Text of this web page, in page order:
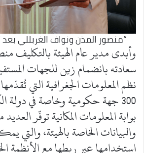
“منصور المذن ونواف الغربللي بعد
وأبدى مدير عام الهيئة بالتكليف
سعادته بانضمام زين للجهات
نظم المعلومات الجغرافية التي
300 جهة حكومية وخاصة في
بوابة المعلومات المكانية توفّر
والبيانات الخاصة بالهيئة، والتي
استخدامها عبر ربطها مع الأنظمة